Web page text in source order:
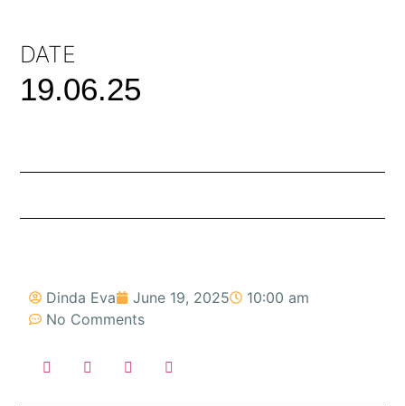
DATE
19.06.25
Dinda Eva June 19, 2025
10:00 am
No Comments